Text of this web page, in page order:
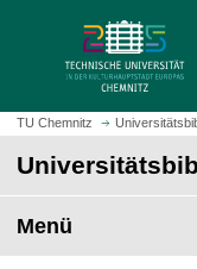
z
m
t
e
i
t
TU Chemnitz
Menü